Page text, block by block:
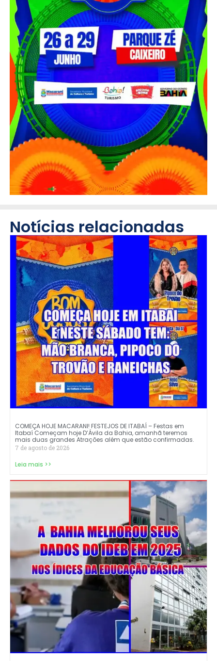
Notícias relacionadas
COMEÇA HOJE MACARANI! FESTEJOS DE ITABAÍ – Festas em
Itabaí Começam hoje D’Ávila da Bahia, amanhã teremos
mais duas grandes Atrações além que estão confirmadas.
7 de agosto de 2026
Leia mais >>